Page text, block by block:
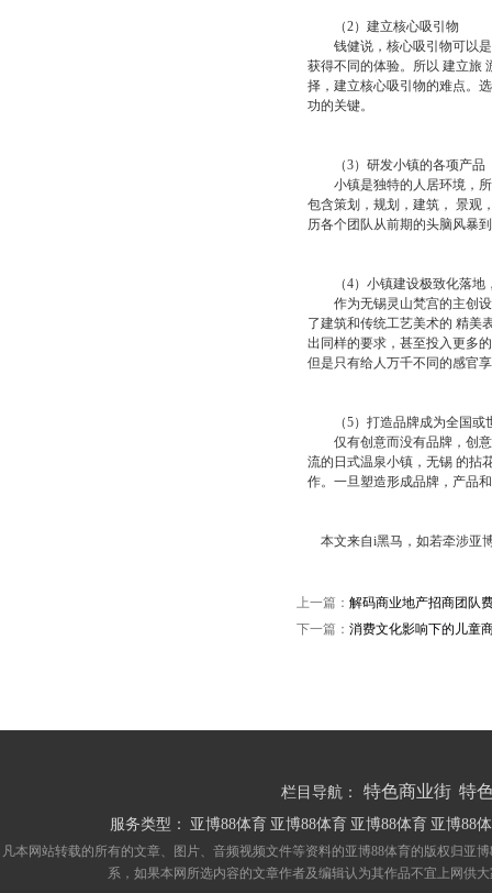
（2）建立核心吸引物
钱健说，核心吸引物可以是
获得不同的体验。所以 建立旅
择，建立核心吸引物的难点。
功的关键。
（3）研发小镇的各项产品
小镇是独特的人居环境，所
包含策划，规划，建筑， 景观
历各个团队从前期的头脑风暴
（4）小镇建设极致化落地
作为无锡灵山梵宫的主创设
了建筑和传统工艺美术的 精美
出同样的要求，甚至投入更多
但是只有给人万千不同的感官
（5）打造品牌成为全国或
仅有创意而没有品牌，创意
流的日式温泉小镇，无锡 的拈
作。一旦塑造形成品牌，产品
本文来自i黑马，如若牵涉亚
上一篇： 解码商业地产招商团队
下一篇： 消费文化影响下的儿童
栏目导航： 特色商业街 特
服务类型： 亚博88体育 亚博88体育 亚博88体育 亚博88
凡本网站转载的所有的文章、图片、音频视频文件等资料的亚博88体育的版权归亚
系，如果本网所选内容的文章作者及编辑认为其作品不宜上网供